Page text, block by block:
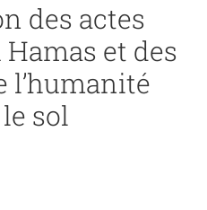
des actes
et des
l’humanité
sol